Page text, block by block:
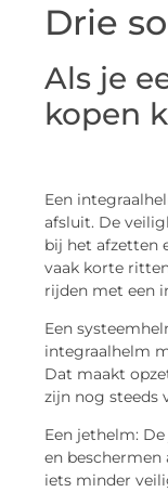
Drie
Als je
kopen
Een
afsluit. De
bij het afzetten
vaak korte
rijden met een
Een
integraalhelm
Dat maakt
zijn nog steeds
Een jethelm:
en beschermen
iets minder